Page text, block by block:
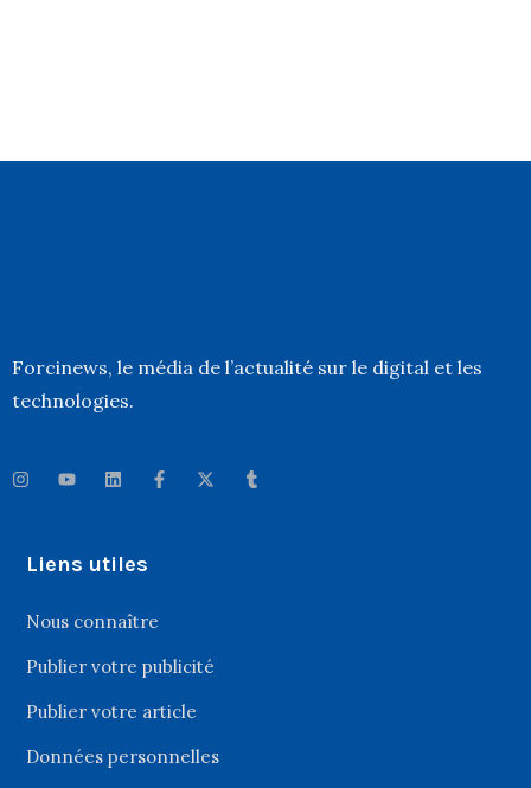
Forcinews, le média de l’actualité sur le digital et les
technologies.
Liens utiles
Nous connaître
Publier votre publicité
Publier votre article
Données personnelles